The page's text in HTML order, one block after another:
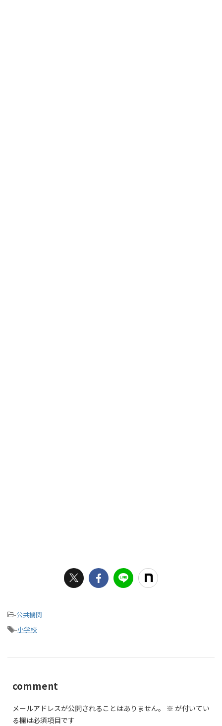
-公共機関
-小学校
comment
メールアドレスが公開されることはありません。 ※ が付いてい
る欄は必須項目です